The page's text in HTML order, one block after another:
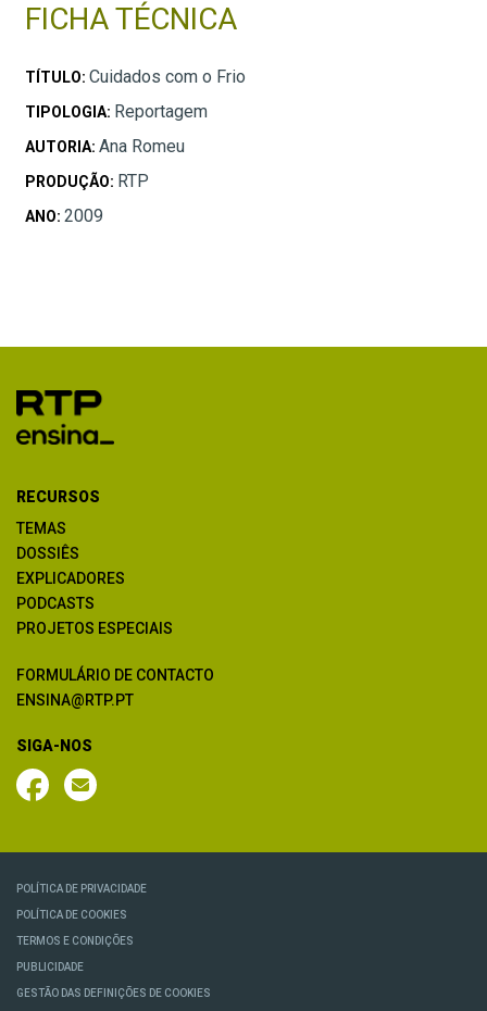
FICHA TÉCNICA
TÍTULO: Cuidados com o Frio
TIPOLOGIA: Reportagem
AUTORIA: Ana Romeu
PRODUÇÃO: RTP
ANO: 2009
RECURSOS
TEMAS
DOSSIÊS
EXPLICADORES
PODCASTS
PROJETOS ESPECIAIS
FORMULÁRIO DE CONTACTO
ENSINA@RTP.PT
SIGA-NOS
POLÍTICA DE PRIVACIDADE
POLÍTICA DE COOKIES
TERMOS E CONDIÇÕES
PUBLICIDADE
GESTÃO DAS DEFINIÇÕES DE COOKIES